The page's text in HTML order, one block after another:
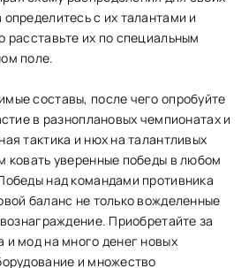
с их талантами и
расставьте их по специальным
поле.
составы, после чего опробуйте
в разноплановых чемпионатах и
тактика и нюх на талантливых
ковать уверенные победы в любом
над командами противника
баланс не только вожделенные
Приобретайте за
и мод на много денег новых
и множество